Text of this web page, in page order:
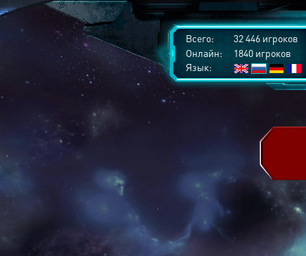
Всего:
32 446 игроков
Онлайн:
1840 игроков
Язык: